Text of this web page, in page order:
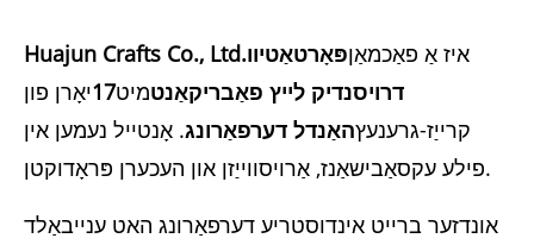
Huajun Crafts Co., Ltd. איז אַ פאַכמאַןפּאָרטאַטיוו
דרויסנדיק לייץ פאַבריקאַנטמיט17יאָרן פון
קרייַז-גרענעץהאַנדל דערפאַרונג. אָנטייל נעמען אין
פילע עקסאַבישאַנז, אַרויסווייַזן און העכערן פּראָדוקטן.
אונדזער ברייט אינדוסטריע דערפאַרונג האט ענייבאַלד